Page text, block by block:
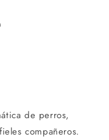
de perros,
compañeros.